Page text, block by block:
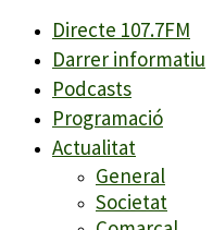
Directe 107.7FM
Darrer informatiu
Podcasts
Programació
Actualitat
General
Societat